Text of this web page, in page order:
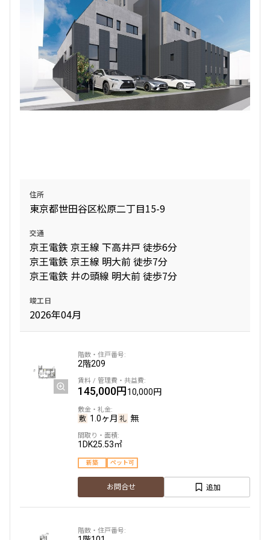
住所
東京都世田谷区松原二丁目15-9
交通
京王電鉄 京王線 下高井戸 徒歩6分
京王電鉄 京王線 明大前 徒歩7分
京王電鉄 井の頭線 明大前 徒歩7分
竣工日
2026年04月
2階209
145,000円10,000円
1.0ヶ月 無
1DK25.53㎡
新築 ペット可
お問合せ 追加